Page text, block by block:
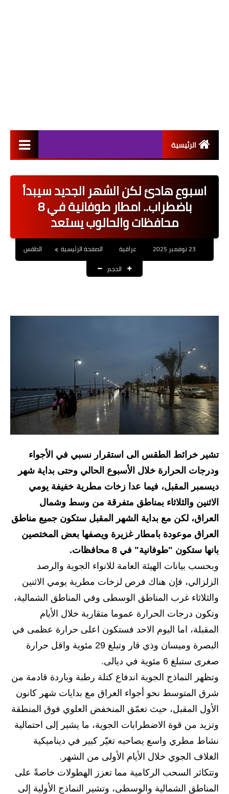
الرئيسية
اخبار القطاع العام
اخبار القطاع الخاص
نتائج التعيينات
العقود والاجور اليومية
المنح المالية
قطع الاراضي
اخبار العراق
الاخبار السياسية
الاخبار الامنية
الاخبار الاقتصادية
الاخبار الرياضية
المدارس
اخبار وقرارات وزارة التربية
نتائج الامتحانات
المرحلة الابتدائية
المرحلة المتوسطة
المرحلة الاعدادية
اسئلة وزارية
المرحلة الابتدائية
المرحلة المتوسطة
المرحلة الاعدادية
مرشحات
المرحلة الابتدائية
اسبوع هادئ لكن الشهر الجديد سيبدأ
باضطراب.. امطار طوفانية في 8
محافظات والحالوب يستعد
عراقية الصفحة الرئيسية
الطقس
الحجم
تشير خرائط الطقس الى استقرار نسبي في الأجواء
ودرجات الحرارة خلال الأسبوع الحالي وحتى بداية شهر
ديسمبر المقبل، فيما عدا زخات مطرية خفيفة يومي
الاثنين والثلاثاء بمناطق متفرقة من وسط وشمال
العراق، لكن مع بداية الشهر المقبل ستكون جميع مناطق
العراق موعودة بامطار غزيرة ويصفها بعض المختصين
بانها ستكون "طوفانية" في 8 محافظات.
وبحسب بيانات الهيئة العامة للانواء الجوية والرصد
الزلزالي، فإن هناك فرص لزخات مطرية يومي الاثنين
والثلاثاء غرب المناطق الوسطى وفي المناطق الشمالية،
وتكون درجات الحرارة عموما متقاربة خلال الأيام
المقبلة، اما اليوم الاحد فستكون اعلى حرارة عظمى في
البصرة وميسان وذي قار وتبلغ 29 مئوية واقل حرارة
صغرى ستبلغ 6 مئوية في ديالى.
وتظهر النماذج الجوية اندفاع كتلة رطبة وباردة قادمة من
شرق المتوسط نحو أجواء العراق مع بدايات شهر كانون
الأول المقبل، حيث تعمّق المنخفض العلوي فوق المنطقة
وتزيد من قوة الاضطرابات الجوية، ما يشير إلى احتمالية
نشاط مطري واسع يصاحبه تغيّر كبير في ديناميكية
الغلاف الجوي خلال الأيام الأولى من الشهر.
وتتكاثر السحب الركامية مما تعزز الهطولات خاصةً على
المناطق الشمالية والوسطى، وتشير النماذج الأولية إلى